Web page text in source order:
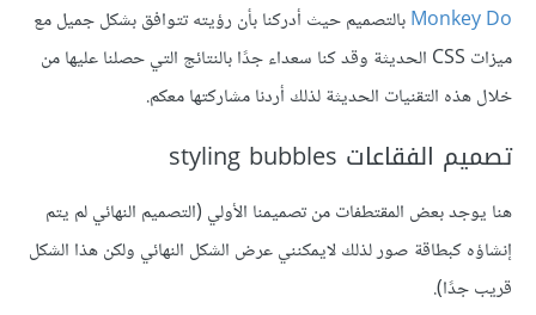
Monkey Doبالتصميم حيث أدركنا بأن رؤيته تتوافق بشكل جميل مع
ميزات CSS الحديثة وقد كنا سعداء جدًا بالنتائج التي حصلنا عليها من
خلال هذه التقنيات الحديثة لذلك أردنا مشاركتها معكم.
تصميم الفقاعات styling bubbles
هنا يوجد بعض المقتطفات من تصميمنا الأولي (التصميم النهائي لم يتم
إنشاؤه كبطاقة صور لذلك لايمكنني عرض الشكل النهائي ولكن هذا الشكل
قريب جدًا).